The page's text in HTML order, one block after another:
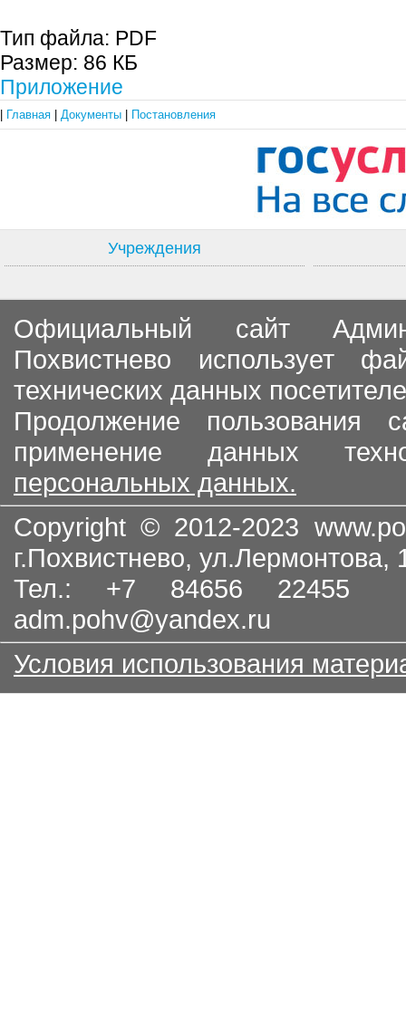
Тип файла: PDF
Размер: 86 КБ
Приложение
Главная Документы Постановления
Учреждения
Официальный сайт
Похвистнево использует
технических данных
Продолжение пользования
применение данных
персональных данных.
Copyright © 2012-2023
г.Похвистнево, ул.Лермонтова,
Тел.: +7 84656
adm.pohv@yandex.ru
Условия использования